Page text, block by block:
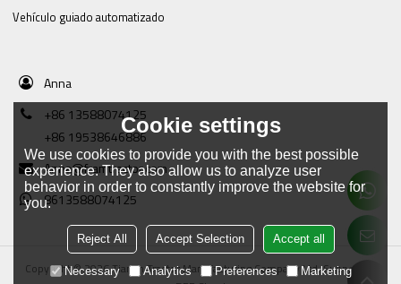
Vehículo guiado automatizado
Anna
+86 13588074125
+86 19538646886
Anna@framtractor.com
8613588074125
Copyright © 2026Tianjin Tractor Manufacturing Company Ltd.Support By
Cookie settings
We use cookies to provide you with the best possible
experience. They also allow us to analyze user
behavior in order to constantly improve the website for
you.
Reject All Accept Selection Accept all
Necessary Analytics Preferences Marketing